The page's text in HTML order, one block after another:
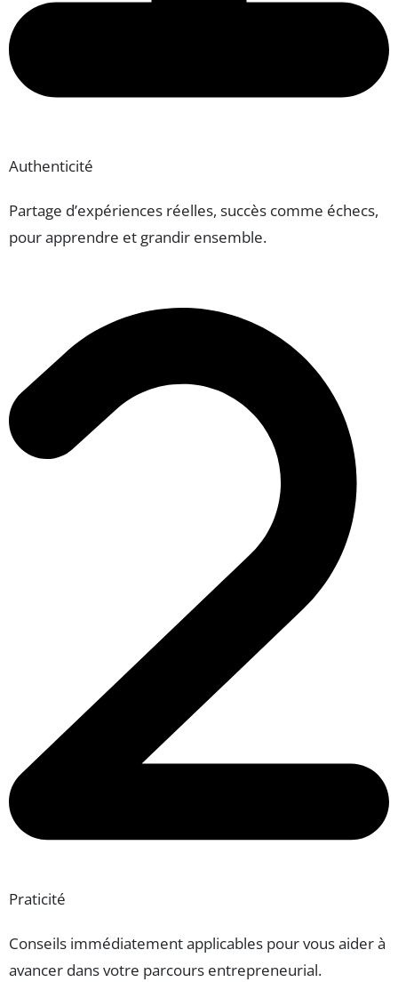
Authenticité
Partage d’expériences réelles, succès comme échecs,
pour apprendre et grandir ensemble.
Praticité
Conseils immédiatement applicables pour vous aider à
avancer dans votre parcours entrepreneurial.